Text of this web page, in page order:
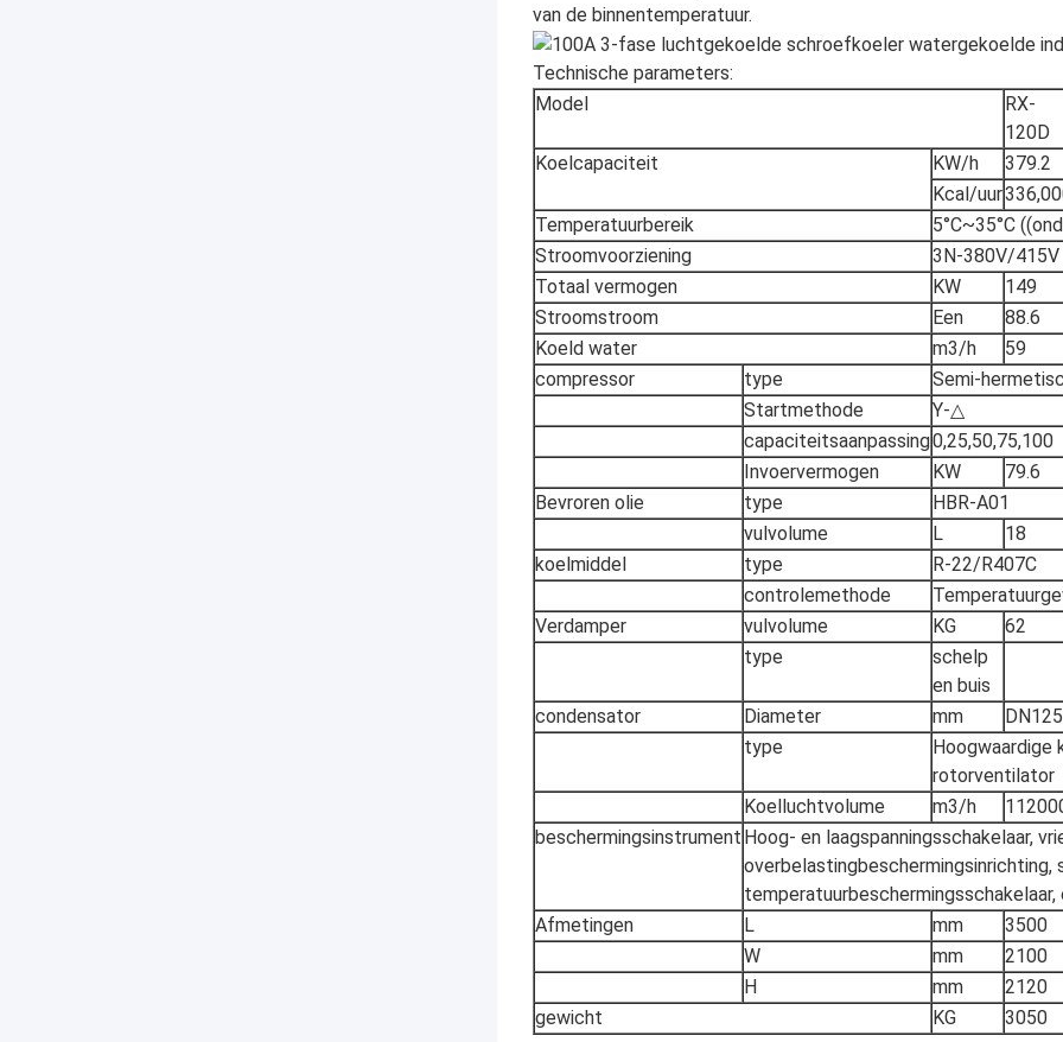
van de binnentemperatuur.
Technische parameters:
Model
RX-
120D
Koelcapaciteit
KW/h 379.2
Kcal/uur
Temperatuurbereik
5°C~35°C
Stroomvoorziening
3N-380V/
Totaal vermogen
KW 149
Stroomstroom
Een 88.6
Koeld water
m3/h 59
compressor
type
Semi-
Startmethode
Y-△
capaciteitsaanpassing0,25,50,75,100
Invoervermogen
KW 79.6
Bevroren olie
type
HBR-A01
vulvolume
L 18
koelmiddel
type
R-22/R407C
controlemethode
Verdamper
vulvolume KG 62
type
schelp
en buis
condensator
Diameter mm
type
Hoogwaardige
rotorventilator
Koelluchtvolume
m3/h
beschermingsinstrument Hoog- en laagspanningsschakelaar,
overbelastingbeschermingsinrichting,
temperatuurbeschermingsschakelaar,
Afmetingen
L mm 3500
W
mm 2100
H
mm 2120
gewicht
KG 3050